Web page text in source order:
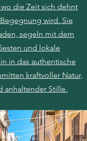
die Zeit sich dehnt
wird. Sie
segeln mit dem
und lokale
in das authentische
kraftvoller Natur,
anhaltender Stille.